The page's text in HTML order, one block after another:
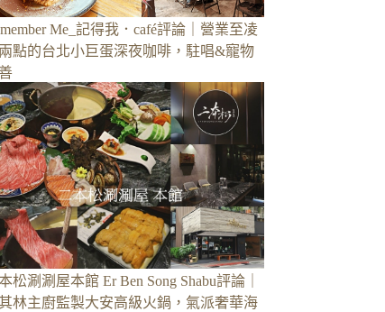
Me_記得我．café評論｜營業至凌
點的台北小巨蛋深夜咖啡，駐唱&寵物
松涮涮屋本館 Er Ben Song Shabu評論｜
林主廚監製大安高級火鍋，氣派奢華海